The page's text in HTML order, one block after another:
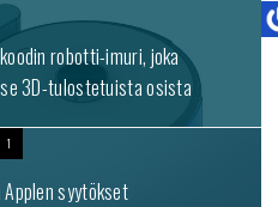
robotti-imuri, joka
3D-tulostetuista osista
1
Applen syytökset